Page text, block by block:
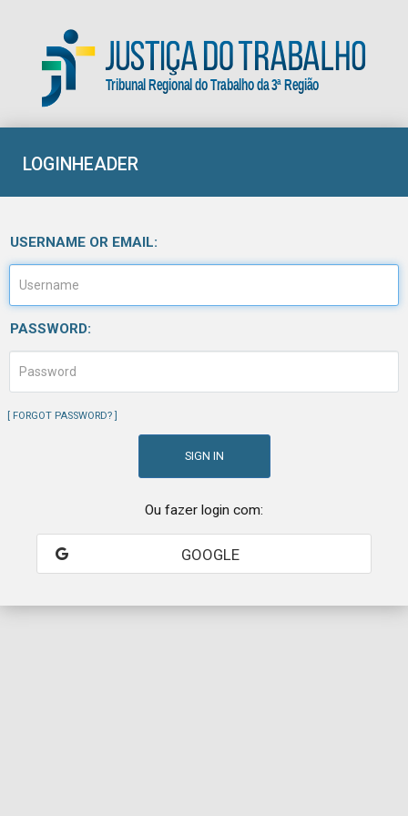
Tribunal Regional do Trabalho da 3ª Região
LOGINHEADER
USERNAME OR EMAIL:
PASSWORD:
FORGOT PASSWORD?
Ou fazer login com:
GOOGLE